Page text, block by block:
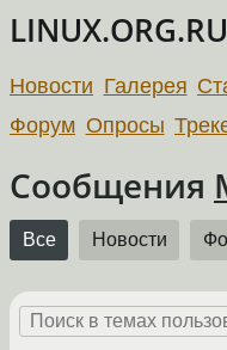
LINUX.ORG.RU
Новости Галерея
Форум Опросы
Сообщения
Все Новости